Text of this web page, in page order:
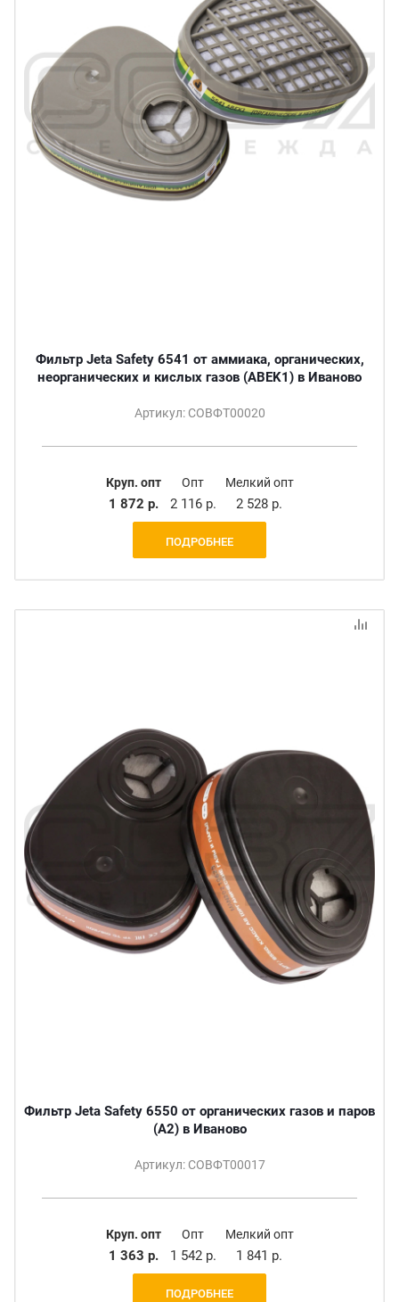
Фильтр Jeta Safety 6541 от аммиака, органических,
неорганических и кислых газов (ABEK1) в Иваново
Артикул: СОВФТ00020
Круп. опт
1 872 р.
Опт
2 116 р.
Мелкий опт
2 528 р.
ПОДРОБНЕЕ
Фильтр Jeta Safety 6550 от органических газов и паров
(А2) в Иваново
Артикул: СОВФТ00017
Круп. опт
1 363 р.
Опт
1 542 р.
Мелкий опт
1 841 р.
ПОДРОБНЕЕ